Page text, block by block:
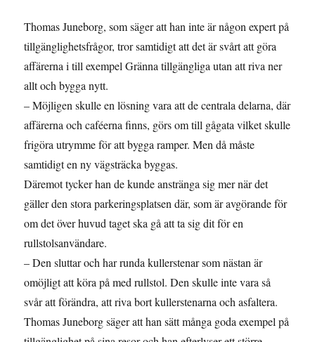
Thomas Juneborg, som säger att han inte är någon expert på
tillgänglighetsfrågor, tror samtidigt att det är svårt att göra
affärerna i till exempel Gränna tillgängliga utan att riva ner
allt och bygga nytt.
– Möjligen skulle en lösning vara att de centrala delarna, där
affärerna och caféerna finns, görs om till gågata vilket skulle
frigöra utrymme för att bygga ramper. Men då måste
samtidigt en ny vägsträcka byggas.
Däremot tycker han de kunde anstränga sig mer när det
gäller den stora parkeringsplatsen där, som är avgörande för
om det över huvud taget ska gå att ta sig dit för en
rullstolsanvändare.
– Den sluttar och har runda kullerstenar som nästan är
omöjligt att köra på med rullstol. Den skulle inte vara så
svår att förändra, att riva bort kullerstenarna och asfaltera.
Thomas Juneborg säger att han sätt många goda exempel på